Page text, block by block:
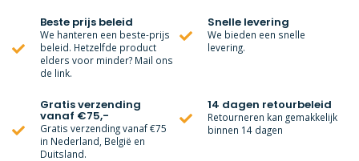
Beste prijs beleid
We hanteren een beste-prijs
beleid. Hetzelfde product
elders voor minder? Mail ons
de link.
Snelle levering
We bieden een snelle
levering.
Gratis verzending
vanaf €75,-
Gratis verzending vanaf €75
in Nederland, België en
Duitsland.
14 dagen retourbeleid
Retourneren kan gemakkelijk
binnen 14 dagen